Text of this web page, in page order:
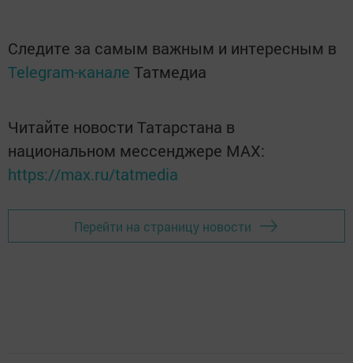
Следите за самым важным и интересным в
Telegram-канале Татмедиа
Читайте новости Татарстана в
национальном мессенджере MАХ:
https://max.ru/tatmedia
Перейти на страницу новости